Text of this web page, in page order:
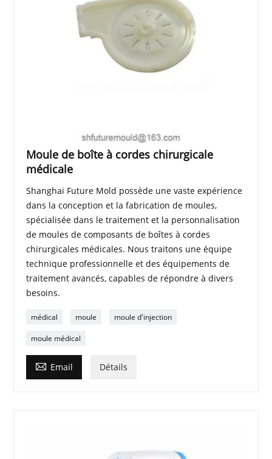
Moule de boîte à cordes chirurgicale
médicale
Shanghai Future Mold possède une vaste expérience
dans la conception et la fabrication de moules,
spécialisée dans le traitement et la personnalisation
de moules de composants de boîtes à cordes
chirurgicales médicales. Nous traitons une équipe
technique professionnelle et des équipements de
traitement avancés, capables de répondre à divers
besoins.
médical moule moule d'injection
moule médical
 Email Détails